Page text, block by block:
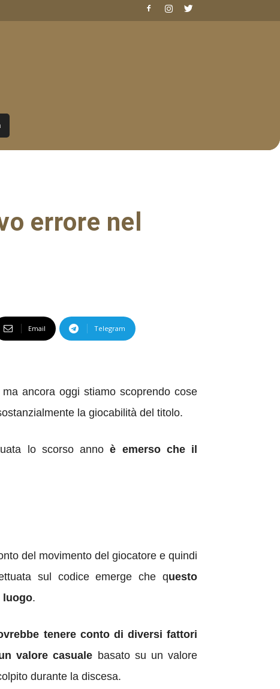
errore nel
Email Telegram
ma ancora oggi stiamo scoprendo cose
la giocabilità del titolo.
lo scorso annoè emerso che il
del movimento del giocatore e quindi
sul codice emerge che questo
luogo.
tenere contodi diversi fattori
valore casuale basato su un valore
durante la discesa.